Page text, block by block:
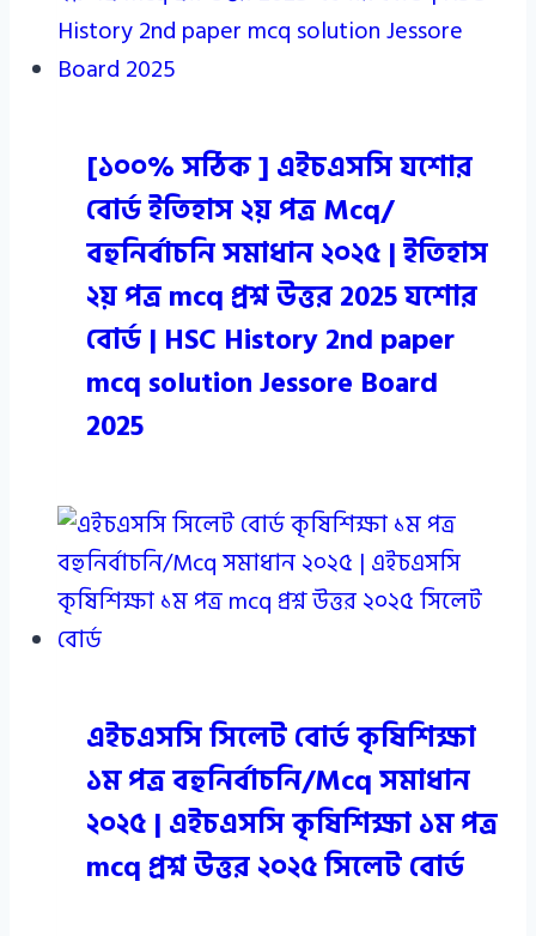
[১০০% সঠিক ] এইচএসসি যশোর
বোর্ড ইতিহাস ২য় পত্র Mcq/
বহুনির্বাচনি সমাধান ২০২৫ | ইতিহাস
২য় পত্র mcq প্রশ্ন উত্তর 2025 যশোর
বোর্ড | HSC History 2nd paper
mcq solution Jessore Board
2025
এইচএসসি সিলেট বোর্ড কৃষিশিক্ষা
১ম পত্র বহুনির্বাচনি/Mcq সমাধান
২০২৫ | এইচএসসি কৃষিশিক্ষা ১ম পত্র
mcq প্রশ্ন উত্তর ২০২৫ সিলেট বোর্ড